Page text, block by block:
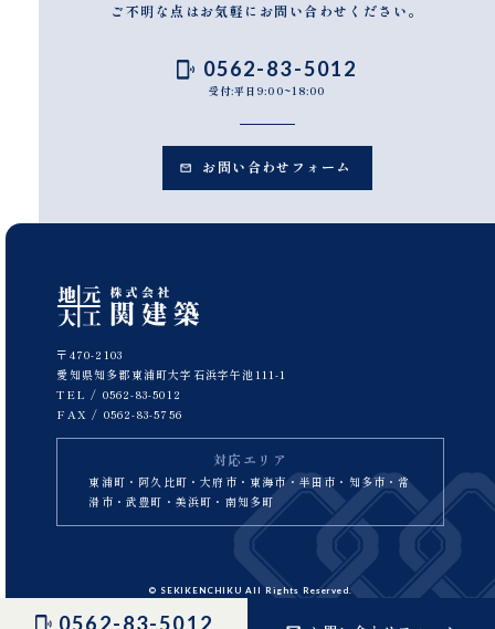
0562-83-5012
ご不明な点はお気軽にお問い合わせください。
0562-83-5012
受付:平日9:00~18:00
お問い合わせフォーム
〒470-2103
愛知県知多郡東浦町大字石浜字午池111-1
TEL / 0562-83-5012
FAX / 0562-83-5756
対応エリア
東浦町・阿久比町・大府市・東海市・半田市・知多市・常
滑市・武豊町・美浜町・南知多町
© SEKIKENCHIKU All Rights Reserved.